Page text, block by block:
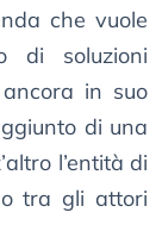
che vuole
di soluzioni
in suo
di una
l’entità di
tra gli attori